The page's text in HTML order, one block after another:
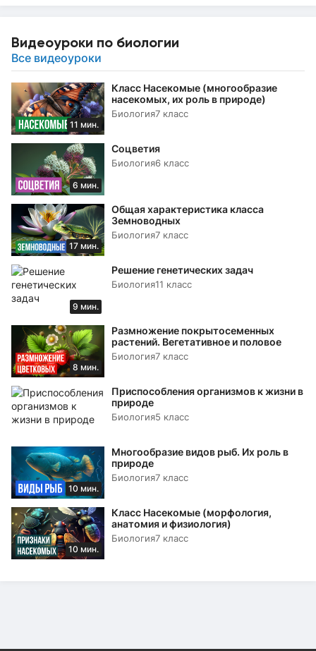
Видеоуроки по биологии
Все видеоуроки
11 мин.
Класс Насекомые (многообразие
насекомых, их роль в природе)
Биология7 класс
6 мин.
Соцветия
Биология6 класс
17 мин.
Общая характеристика класса
Земноводных
Биология7 класс
9 мин.
Решение генетических задач
Биология11 класс
8 мин.
Размножение покрытосеменных
растений. Вегетативное и половое
Биология7 класс
Приспособления организмов к жизни в
природе
Биология5 класс
10 мин.
Многообразие видов рыб. Их роль в
природе
Биология7 класс
10 мин.
Класс Насекомые (морфология,
анатомия и физиология)
Биология7 класс